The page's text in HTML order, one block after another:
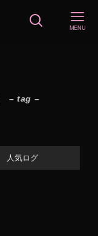
MENU
– tag –
人気ログ